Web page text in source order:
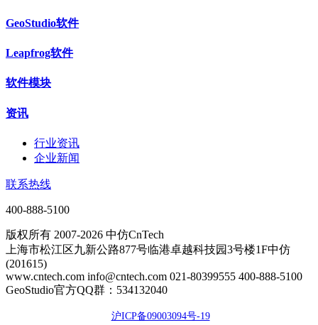
GeoStudio软件
Leapfrog软件
软件模块
资讯
行业资讯
企业新闻
联系热线
400-888-5100
版权所有 2007-2026 中仿CnTech
上海市松江区九新公路877号临港卓越科技园3号楼1F中仿
(201615)
www.cntech.com info@cntech.com 021-80399555 400-888-5100
GeoStudio官方QQ群：534132040
沪ICP备09003094号-19